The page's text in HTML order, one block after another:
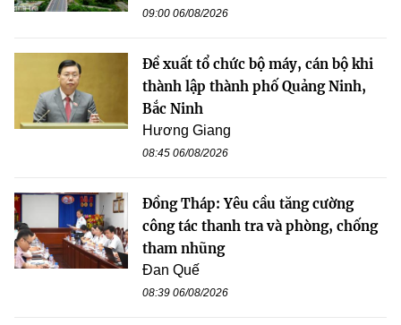
09:00 06/08/2026
Đề xuất tổ chức bộ máy, cán bộ khi
thành lập thành phố Quảng Ninh,
Bắc Ninh
Hương Giang
08:45 06/08/2026
Đồng Tháp: Yêu cầu tăng cường
công tác thanh tra và phòng, chống
tham nhũng
Đan Quế
08:39 06/08/2026